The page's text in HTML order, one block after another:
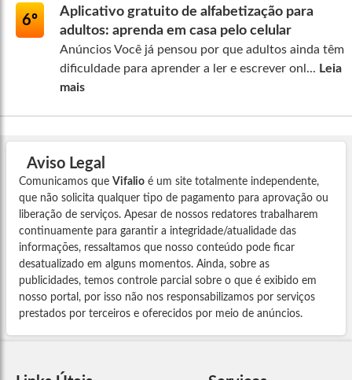
6º
Aplicativo gratuito de alfabetização para
adultos: aprenda em casa pelo celular
Anúncios Você já pensou por que adultos ainda têm
dificuldade para aprender a ler e escrever onl... Leia
mais
Aviso Legal
Comunicamos que Vifalio é um site totalmente independente,
que não solicita qualquer tipo de pagamento para aprovação ou
liberação de serviços. Apesar de nossos redatores trabalharem
continuamente para garantir a integridade/atualidade das
informações, ressaltamos que nosso conteúdo pode ficar
desatualizado em alguns momentos. Ainda, sobre as
publicidades, temos controle parcial sobre o que é exibido em
nosso portal, por isso não nos responsabilizamos por serviços
prestados por terceiros e oferecidos por meio de anúncios.